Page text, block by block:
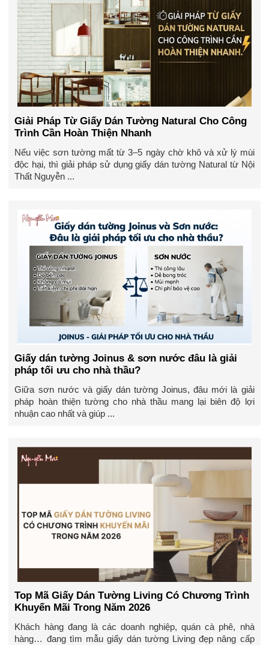
Giải Pháp Từ Giấy Dán Tường Natural Cho Công
Trình Cần Hoàn Thiện Nhanh
Nếu việc sơn tường mất từ 3–5 ngày chờ khô và xử lý mùi
độc hại, thì giải pháp sử dụng giấy dán tường Natural từ Nội
Thất Nguyễn ...
Giấy dán tường Joinus & sơn nước đâu là giải
pháp tối ưu cho nhà thầu?
Giữa sơn nước và giấy dán tường Joinus, đâu mới là giải
pháp hoàn thiện tường cho nhà thầu mang lại biên độ lợi
nhuận cao nhất và giúp ...
Top Mã Giấy Dán Tường Living Có Chương Trình
Khuyến Mãi Trong Năm 2026
Khách hàng đang là các doanh nghiệp, quán cà phê, nhà
hàng… đang tìm mẫu giấy dán tường Living đẹp nâng cấp